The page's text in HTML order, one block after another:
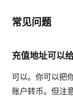
常见问题
充值地址可以
可以。你可以把
账户转币。但注